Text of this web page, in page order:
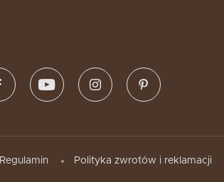
Regulamin Polityka zwrotów i reklamacji